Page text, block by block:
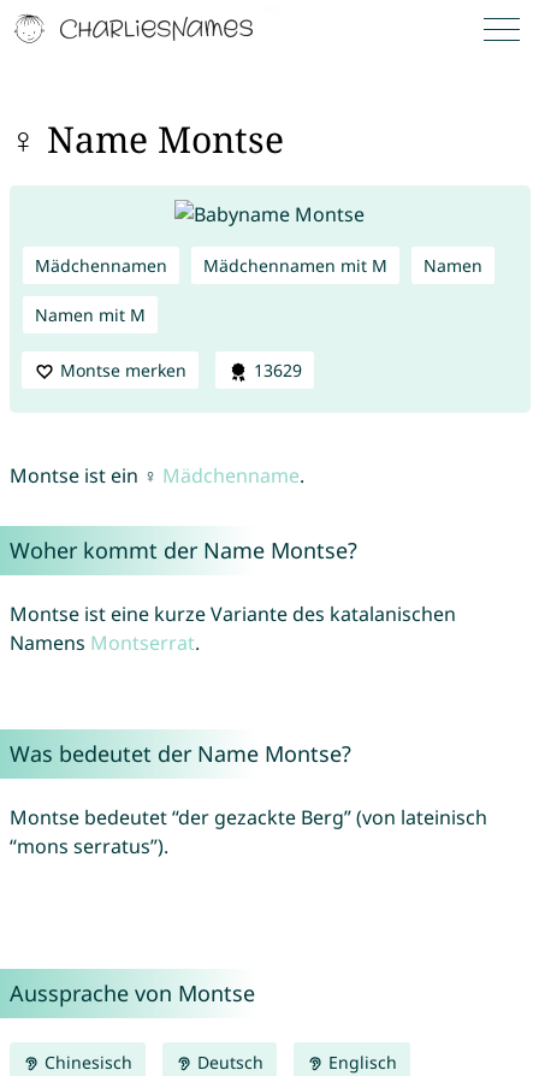
♀ Name Montse
Mädchennamen Mädchennamen mit M Namen
Namen mit M
Montse merken 13629
Montse ist ein ♀ Mädchenname.
Woher kommt der Name Montse?
Montse ist eine kurze Variante des katalanischen
Namens Montserrat.
Was bedeutet der Name Montse?
Montse bedeutet “der gezackte Berg” (von lateinisch
“mons serratus”).
Aussprache von Montse
Chinesisch Deutsch Englisch